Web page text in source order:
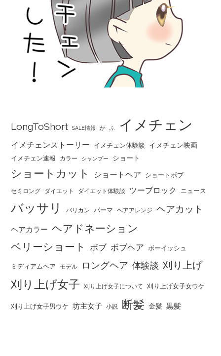
LongToShort SALE情報 か ふ イメチェン
イメチェンストーリー イメチェン体験談 イメチェン映画
イメチェン速報 カラー シャンプー ショート
ショートカット ショートヘア ショートボブ
セミロング ダイエット ダイエット体験談 ツーブロック ニュース
バッサリ バリカン パーマ ヘアアレンジ ヘアカット
ヘアカラー ヘアドネーション
ベリーショート
ボブ ボブヘア ボーイッシュ
ミディアムヘア モデル ロングヘア 体験談 刈り上げ
刈り上げ女子 刈り上げ女子について 刈り上げ女子女ウケ
刈り上げ女子男ウケ 坊主女子 小説 断髪 金髪 黒髪